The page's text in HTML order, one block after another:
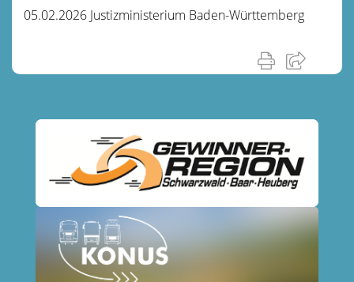
05.02.2026 Justizministerium Baden-Württemberg